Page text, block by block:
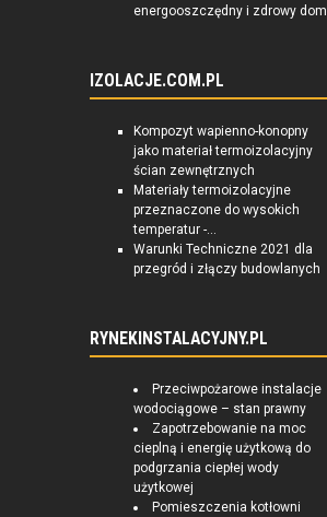
energooszczędny i zdrowy dom
IZOLACJE.COM.PL
Kompozyt wapienno-konopny
jako materiał termoizolacyjny
ścian zewnętrznych
Materiały termoizolacyjne
przeznaczone do wysokich
temperatur -...
Warunki Techniczne 2021 dla
przegród i złączy budowlanych
RYNEKINSTALACYJNY.PL
Przeciwpożarowe instalacje
wodociągowe – stan prawny
Zapotrzebowanie na moc
cieplną i energię użytkową do
podgrzania ciepłej wody
użytkowej
Pomieszczenia kotłowni